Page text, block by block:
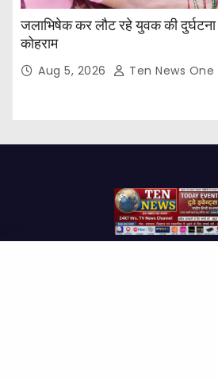
जलाभिषेक कर लौट रहे युवक की दुर्घटना
कोहराम
Aug 5, 2026 Ten News One